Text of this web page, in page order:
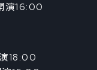
演16:00
18:00